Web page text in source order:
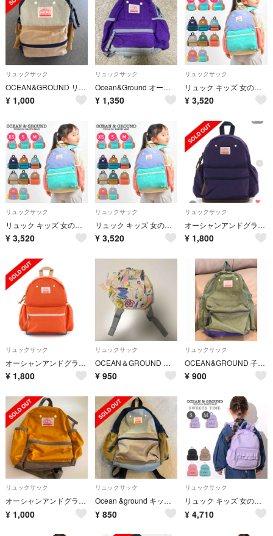
リュックサック
OCEAN&GROUND リュック xsサイズ
¥ 1,000
リュックサック
Ocean&Ground オーシャンアンドグラウンド リュックサック キッズ 紫
¥ 1,350
リュックサック
リュック キッズ 女の子 OCEAN＆GROUND リュックサック ジュニア オーシャンアンドグラウンド 軽量 通園 10.5L 7L 4.5L ベビー MULTI 4425102 マルチ チェストベルト ハーネス 幼稚 XS
¥ 3,520
リュックサック
リュック キッズ 女の子 OCEAN＆GROUND リュックサック ジュニア オーシャンアンドグラウンド 軽量 通園 10.5L 7L 4.5L ベビー MULTI 4425102 マルチ チェストベルト ハーネス 幼稚 S
¥ 3,520
リュックサック
リュック キッズ 女の子 OCEAN＆GROUND リュックサック ジュニア オーシャンアンドグラウンド 軽量 通園 10.5L 7L 4.5L ベビー MULTI 4425102 マルチ チェストベルト ハーネス 幼稚 M
¥ 3,520
リュックサック
オーシャンアンドグラウンド リュック Ｍサイズ ネイビー
¥ 1,800
リュックサック
オーシャンアンドグラウンド リュック Ｓサイズ オレンジ
¥ 1,800
リュックサック
OCEAN＆GROUND オーシャンアンドグラウンド BABY DAYPACK
¥ 950
リュックサック
OCEAN&GROUND 子供リュックMサイズ
¥ 900
リュックサック
オーシャンアンドグラウンド リュック Sサイズ イエロー
¥ 1,000
リュックサック
Ocean &ground キッズリュック
¥ 850
リュックサック
リュック キッズ 女の子 OCEAN＆GROUND オーシャンアンドグラウンド SWEETS TIME スイーツ タイム 4645101 フリル リュックサック かわいい おしゃれ 通園 通学 7L 9.5L 軽量 小さ S
¥ 4,710